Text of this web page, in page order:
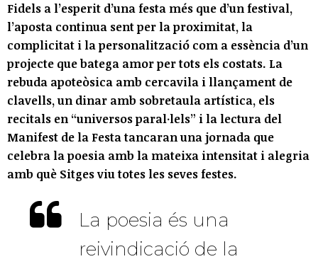
Fidels a l’esperit d’una festa més que d’un festival,
l’aposta continua sent per la proximitat, la
complicitat i la personalització com a essència d’un
projecte que batega amor per tots els costats. La
rebuda apoteòsica amb cercavila i llançament de
clavells, un dinar amb sobretaula artística, els
recitals en “universos paral·lels” i la lectura del
Manifest de la Festa tancaran una jornada que
celebra la poesia amb la mateixa intensitat i alegria
amb què Sitges viu totes les seves festes.
La poesia és una
reivindicació de la